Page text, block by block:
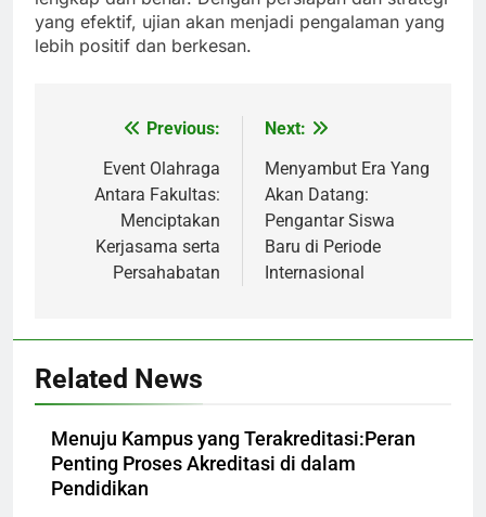
yang efektif, ujian akan menjadi pengalaman yang
lebih positif dan berkesan.
navigation
Previous:
Event Olahraga
Antara Fakultas:
Menciptakan
Kerjasama serta
Persahabatan
Next:
Menyambut Era Yang
Akan Datang:
Pengantar Siswa
Baru di Periode
Internasional
Related News
Menuju Kampus yang Terakreditasi:Peran
Penting Proses Akreditasi di dalam
Pendidikan